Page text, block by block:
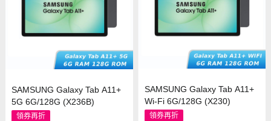
SAMSUNG Galaxy Tab A11+
5G 6G/128G (X236B)
領券再折
SAMSUNG Galaxy Tab A11+
Wi-Fi 6G/128G (X230)
領券再折